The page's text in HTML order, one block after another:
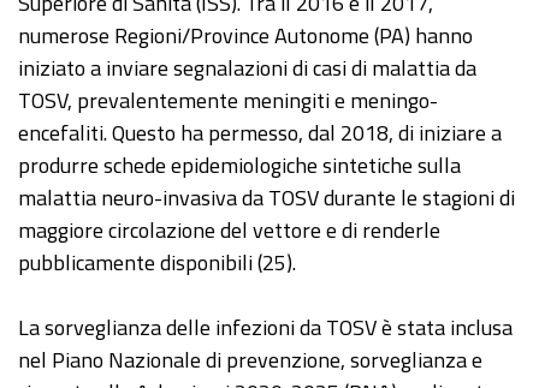
numerose Regioni/Province Autonome (PA) hanno
iniziato a inviare segnalazioni di casi di malattia da
TOSV, prevalentemente meningiti e meningo-
encefaliti. Questo ha permesso, dal 2018, di iniziare a
produrre schede epidemiologiche sintetiche sulla
malattia neuro-invasiva da TOSV durante le stagioni di
maggiore circolazione del vettore e di renderle
pubblicamente disponibili (25).
La sorveglianza delle infezioni da TOSV è stata inclusa
nel Piano Nazionale di prevenzione, sorveglianza e